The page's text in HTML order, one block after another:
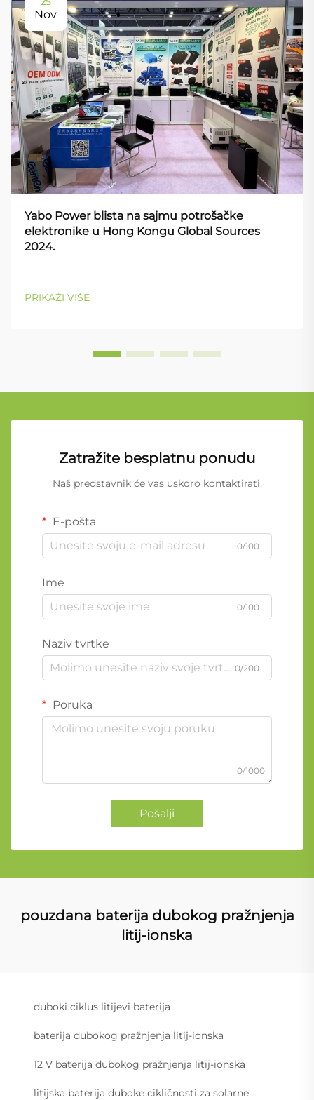
Nov
Yabo Power blista na sajmu potrošačke
elektronike u Hong Kongu Global Sources
2024.
PRIKAŽI VIŠE
Zatražite besplatnu ponudu
Naš predstavnik će vas uskoro kontaktirati.
E-pošta
0/100
Ime
0/100
Naziv tvrtke
0/200
Poruka
0/1000
Pošalji
pouzdana baterija dubokog pražnjenja
litij-ionska
duboki ciklus litijevi baterija
baterija dubokog pražnjenja litij-ionska
12 V baterija dubokog pražnjenja litij-ionska
litijska baterija duboke cikličnosti za solarne